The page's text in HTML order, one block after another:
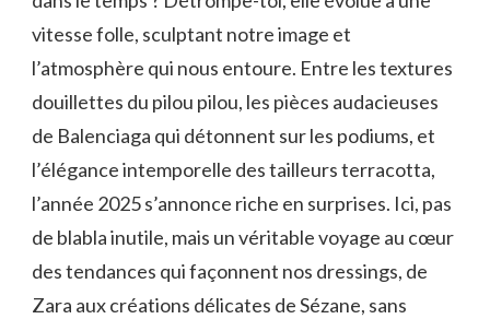
vitesse folle, sculptant notre image et
l’atmosphère qui nous entoure. Entre les textures
douillettes du pilou pilou, les pièces audacieuses
de Balenciaga qui détonnent sur les podiums, et
l’élégance intemporelle des tailleurs terracotta,
l’année 2025 s’annonce riche en surprises. Ici, pas
de blabla inutile, mais un véritable voyage au cœur
des tendances qui façonnent nos dressings, de
Zara aux créations délicates de Sézane, sans